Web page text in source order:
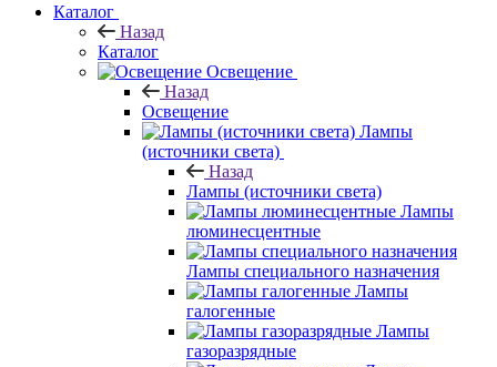
Каталог
Назад
Каталог
Освещение
Назад
Освещение
Лампы
(источники света)
Назад
Лампы (источники света)
Лампы
люминесцентные
Лампы специального назначения
Лампы
галогенные
Лампы
газоразрядные